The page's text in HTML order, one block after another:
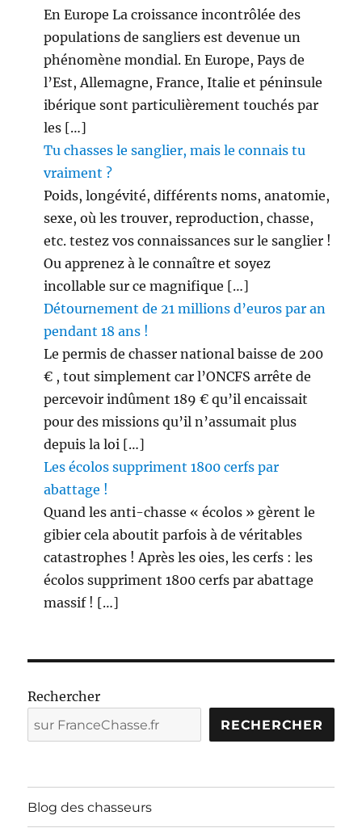
En Europe La croissance incontrôlée des
populations de sangliers est devenue un
phénomène mondial. En Europe, Pays de
l’Est, Allemagne, France, Italie et péninsule
ibérique sont particulièrement touchés par
les […]
Tu chasses le sanglier, mais le connais tu
vraiment ?
Poids, longévité, différents noms, anatomie,
sexe, où les trouver, reproduction, chasse,
etc. testez vos connaissances sur le sanglier !
Ou apprenez à le connaître et soyez
incollable sur ce magnifique […]
Détournement de 21 millions d’euros par an
pendant 18 ans !
Le permis de chasser national baisse de 200
€ , tout simplement car l’ONCFS arrête de
percevoir indûment 189 € qu’il encaissait
pour des missions qu’il n’assumait plus
depuis la loi […]
Les écolos suppriment 1800 cerfs par
abattage !
Quand les anti-chasse « écolos » gèrent le
gibier cela aboutit parfois à de véritables
catastrophes ! Après les oies, les cerfs : les
écolos suppriment 1800 cerfs par abattage
massif ! […]
Rechercher
RECHERCHER
Blog des chasseurs